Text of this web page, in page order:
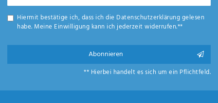
Hiermit bestätige ich, dass ich die Daten­schutz­erklärunggelesen
habe. Meine Einwilligung kann ich jederzeit widerrufen.**
Abonnieren
** Hierbei handelt es sich um ein Pflichtfeld.